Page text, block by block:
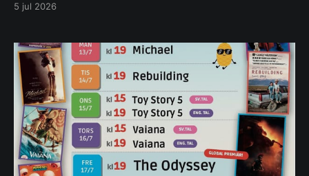
present och blir besatt av den blir Buzz, Woody,
svårare när de ställs öga mot öga med ett helt
5 jul 2026